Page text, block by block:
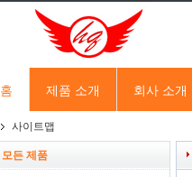
홈 제품 소개 회사 소개
사이트맵
모든 제품